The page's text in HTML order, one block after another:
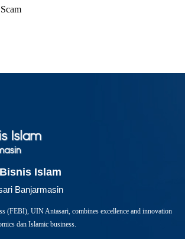
Islam
Banjarmasin
(FEBI), UIN Antasari, combines excellence and innovation
dan Islamic business.